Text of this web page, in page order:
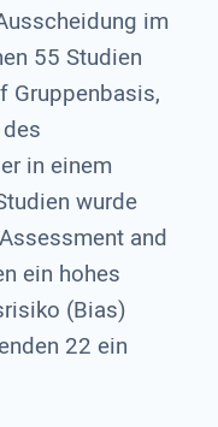
im
55 Studien
Gruppenbasis,
in einem
wurde
and
ein hohes
(Bias)
22 ein